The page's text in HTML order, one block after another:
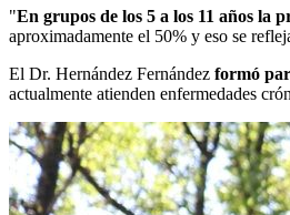
"En grupos de los 5 a los 11 años la
aproximadamente el 50% y eso se
El Dr. Hernández Fernández formó
actualmente atienden enfermedades